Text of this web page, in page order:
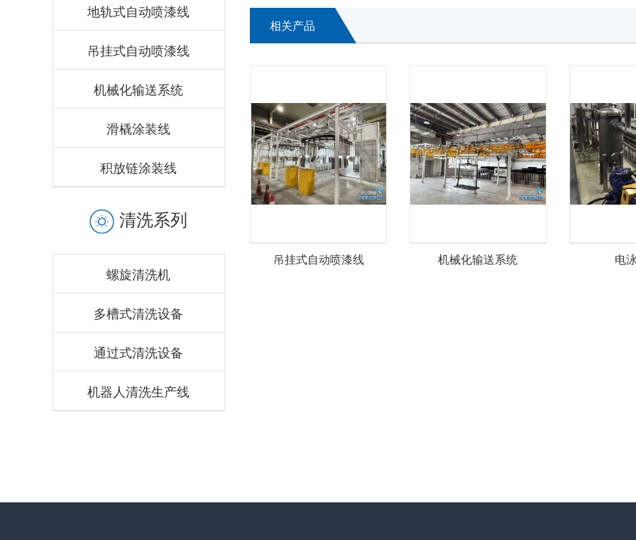
地轨式自动喷漆线
吊挂式自动喷漆线
机械化输送系统
滑橇涂装线
积放链涂装线
清洗系列
螺旋清洗机
多槽式清洗设备
通过式清洗设备
机器人清洗生产线
相关产品
吊挂式自动喷漆线 机械化输送系统 电